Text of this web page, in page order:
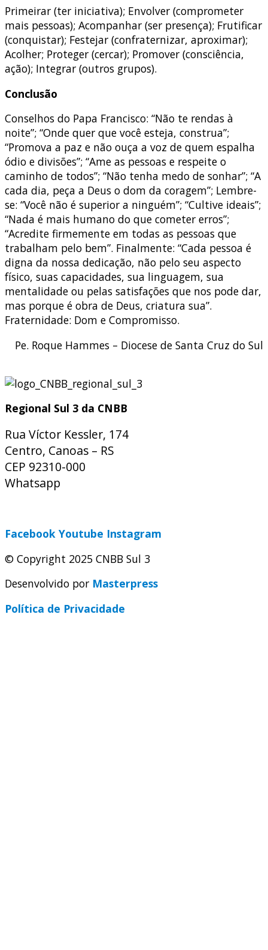
Primeirar (ter iniciativa); Envolver (comprometer
mais pessoas); Acompanhar (ser presença); Frutificar
(conquistar); Festejar (confraternizar, aproximar);
Acolher; Proteger (cercar); Promover (consciência,
ação); Integrar (outros grupos).
Conclusão
Conselhos do Papa Francisco: “Não te rendas à
noite”; “Onde quer que você esteja, construa”;
“Promova a paz e não ouça a voz de quem espalha
ódio e divisões”; “Ame as pessoas e respeite o
caminho de todos”; “Não tenha medo de sonhar”; “A
cada dia, peça a Deus o dom da coragem”; Lembre-
se: “Você não é superior a ninguém”; “Cultive ideais”;
“Nada é mais humano do que cometer erros”;
“Acredite firmemente em todas as pessoas que
trabalham pelo bem”. Finalmente: “Cada pessoa é
digna da nossa dedicação, não pelo seu aspecto
físico, suas capacidades, sua linguagem, sua
mentalidade ou pelas satisfações que nos pode dar,
mas porque é obra de Deus, criatura sua”.
Fraternidade: Dom e Compromisso.
Pe. Roque Hammes – Diocese de Santa Cruz do Sul
Regional Sul 3 da CNBB
Rua Víctor Kessler, 174
Centro, Canoas – RS
CEP 92310-000
Whatsapp
Facebook Youtube Instagram
© Copyright 2025 CNBB Sul 3
Desenvolvido por Masterpress
Política de Privacidade